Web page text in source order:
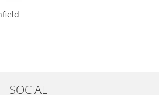
SOCIAL